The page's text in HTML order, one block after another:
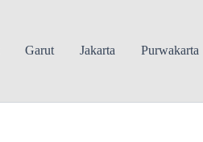
Garut Jakarta Purwakarta